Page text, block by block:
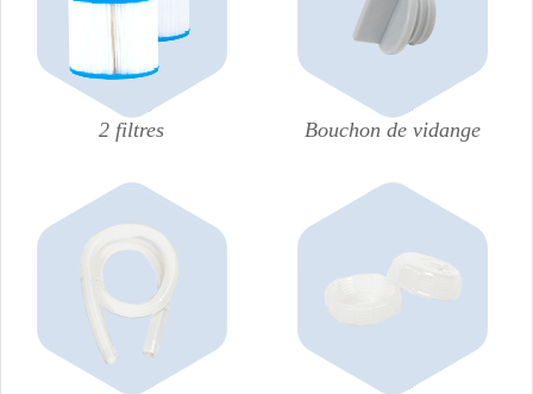
2 filtres Bouchon de vidange